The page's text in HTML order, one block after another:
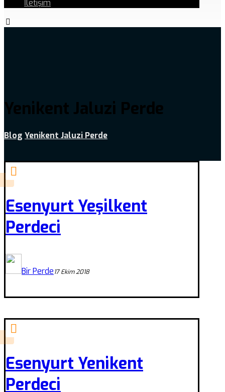
İletişim
Yenikent Jaluzi Perde
Blog Yenikent Jaluzi Perde
Esenyurt Yeşilkent
Perdeci
Bir Perde17 Ekim 2018
Esenyurt Yenikent
Perdeci